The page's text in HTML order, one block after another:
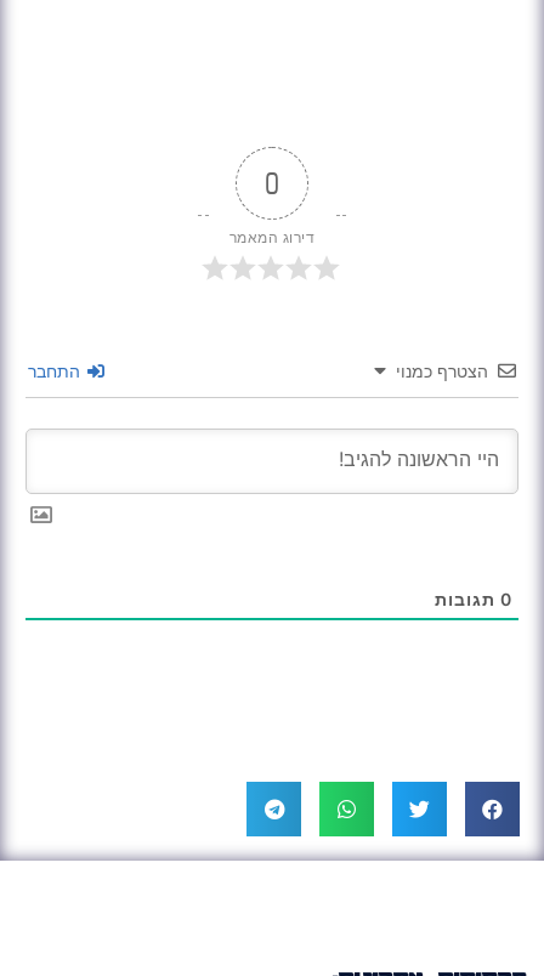
0
דירוג המאמר
הצטרף כמנוי התחבר
0 תגובות